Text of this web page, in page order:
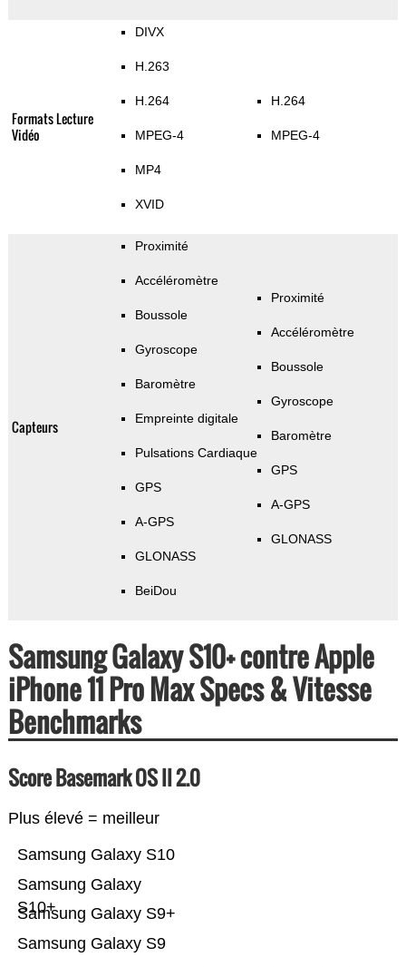
Formats Lecture
Vidéo
DIVX
H.263
H.264
MPEG-4
MP4
XVID
H.264
MPEG-4
Capteurs
Proximité
Accéléromètre
Boussole
Gyroscope
Baromètre
Empreinte digitale
Pulsations Cardiaque
GPS
A-GPS
GLONASS
BeiDou
Proximité
Accéléromètre
Boussole
Gyroscope
Baromètre
GPS
A-GPS
GLONASS
Samsung Galaxy S10+ contre Apple
iPhone 11 Pro Max Specs & Vitesse
Benchmarks
Score Basemark OS II 2.0
Plus élevé = meilleur
Samsung Galaxy S9
Samsung Galaxy S9+
Samsung Galaxy
S10+
Samsung Galaxy S10